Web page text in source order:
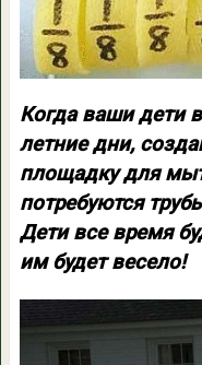
Когда ваши дети
летние дни,
площадку для
потребуются
Дети все время
им будет весело!